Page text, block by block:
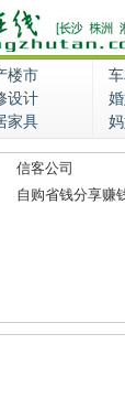
楼市
设计
家具
信客公司
自购省钱分享赚